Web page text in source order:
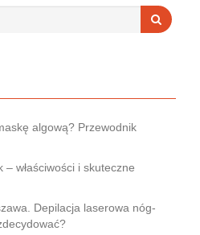
algową? Przewodnik
właściwości i skuteczne
Depilacja laserowa nóg-